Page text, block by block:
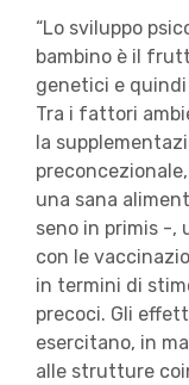
“Lo sviluppo
bambino è il
genetici e
Tra i fattori
la
una sana
seno in primis -,
con le
in termini di
precoci. Gli
esercitano, in
alle strutture